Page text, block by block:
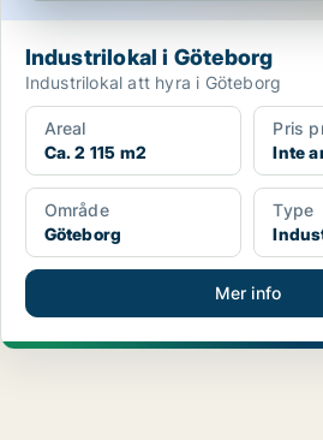
Industrilokal i Göteborg
Industrilokal att hyra i Göteborg
Areal
Ca. 2 115 m2
Pris
Inte
Område
Göteborg
Type
Mer info